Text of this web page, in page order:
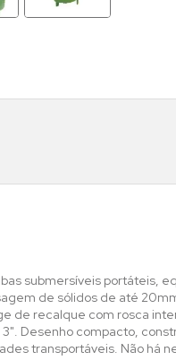
submersíveis portáteis,
de sólidos de até
de recalque com rosca
3". Desenho compacto,
transportáveis. Não há